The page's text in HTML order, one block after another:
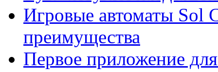
Игровые автоматы Sol
преимущества
Первое приложение